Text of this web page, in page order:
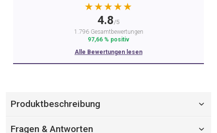
★★★★★
4.8/5
1.796 Gesamtbewertungen
97,66 % positiv
Alle Bewertungen lesen
Produktbeschreibung
Fragen & Antworten